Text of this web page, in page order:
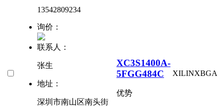
13542809234
询价：
联系人：
张生
地址：
深圳市南山区南头街
XC3S1400A-
5FGG484C
优势
XILINXBGA